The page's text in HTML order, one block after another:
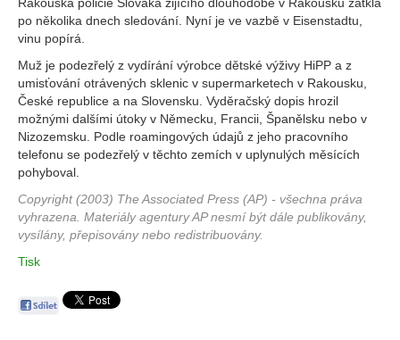
po několika dnech sledování. Nyní je ve vazbě v Eisenstadtu,
vinu popírá.
Muž je podezřelý z vydírání výrobce dětské výživy HiPP a z
umisťování otrávených sklenic v supermarketech v Rakousku,
České republice a na Slovensku. Vyděračský dopis hrozil
možnými dalšími útoky v Německu, Francii, Španělsku nebo v
Nizozemsku. Podle roamingových údajů z jeho pracovního
telefonu se podezřelý v těchto zemích v uplynulých měsících
pohyboval.
Copyright (2003) The Associated Press (AP) - všechna práva
vyhrazena. Materiály agentury AP nesmí být dále publikovány,
vysílány, přepisovány nebo redistribuovány.
Tisk